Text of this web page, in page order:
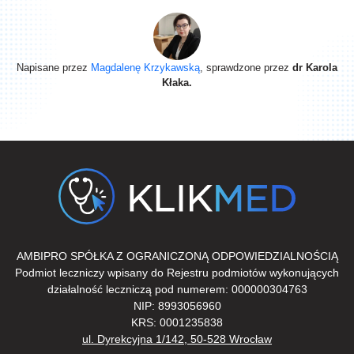
Napisane przez Magdalenę Krzykawską, sprawdzone przez dr Karola
Kłaka.
AMBIPRO SPÓŁKA Z OGRANICZONĄ ODPOWIEDZIALNOŚCIĄ
Podmiot leczniczy wpisany do Rejestru podmiotów wykonujących
działalność leczniczą pod numerem: 000000304763
NIP: 8993056960
KRS: 0001235838
ul. Dyrekcyjna 1/142, 50-528 Wrocław